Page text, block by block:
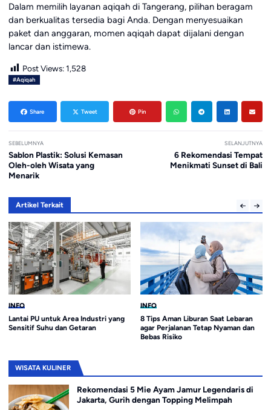
Dalam memilih layanan aqiqah di Tangerang, pilihan beragam
dan berkualitas tersedia bagi Anda. Dengan menyesuaikan
paket dan anggaran, momen aqiqah dapat dijalani dengan
lancar dan istimewa.
Post Views: 1,528
#Aqiqah
Share Tweet Pin
SEBELUMNYA
Sablon Plastik: Solusi Kemasan
Oleh-oleh Wisata yang
Menarik
SELANJUTNYA
6 Rekomendasi Tempat
Menikmati Sunset di Bali
Artikel Terkait
INFO
8 Tips Aman Liburan Saat Lebaran
agar Perjalanan Tetap Nyaman dan
INFO
Prediksi Esport Valorant Masters
London 2026
WISATA KULINER
Rekomendasi 5 Mie Ayam Jamur Legendaris di
Jakarta, Gurih dengan Topping Melimpah